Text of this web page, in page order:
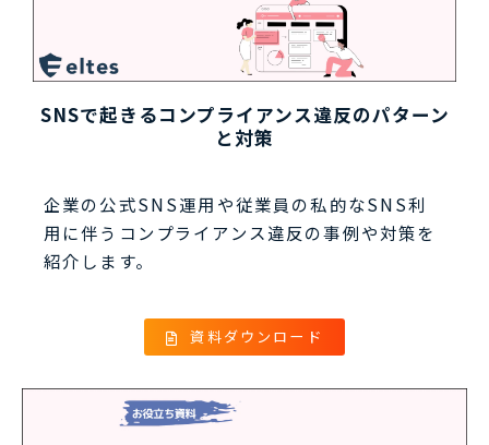
SNSで起きるコンプライアンス違反のパターン
と対策
企業の公式SNS運用や従業員の私的なSNS利
用に伴うコンプライアンス違反の事例や対策を
紹介します。
資料ダウンロード